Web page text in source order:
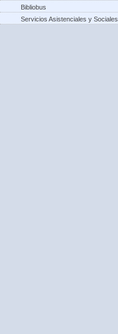
Bibliobus
Servicios Asistenciales y Sociales